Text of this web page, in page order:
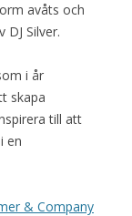
avåts och
DJ Silver.
i år
skapa
till att
en
& Company